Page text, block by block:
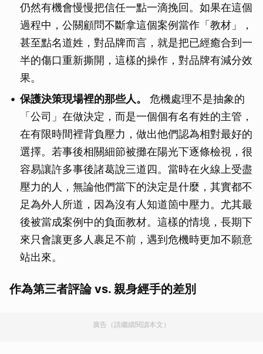
仍然有機會慢慢把信任一點一滴挽回。如果在這個
過程中，公關顧問不斷拿這個案例當作「教材」，
甚至點名道姓，對品牌而言，就是把已經癒合到一
半的傷口重新撕開，這樣的操作，對品牌有減分效
果。
保護決策現場裡的那些人。
危機處理不是抽象的
「公司」在做決定，而是一個個有名有姓的主管，
在有限時間裡背負壓力，做出他們認為相對最好的
選擇。若事後相關細節被攤在陽光下逐條檢視，很
容易讓許多事後諸葛說三道四。當時在火線上受盡
壓力的人，無論他們當下的決定是什麼，其實都不
足為外人所道，因為沒有人知道箇中壓力。尤其最
後被當成案例中的負面教材。這樣的情境，長期下
來只會讓更多人裹足不前，遇到危機時更加不願意
站出來。
作為第三者評論 vs. 親身經手的差別
廣告（請繼續閱讀本文）